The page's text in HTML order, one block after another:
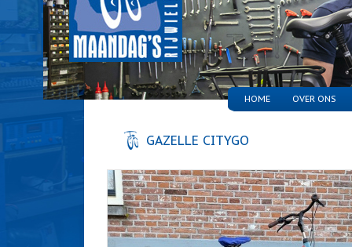
HOME OVER ONS
GAZELLE CITYGO